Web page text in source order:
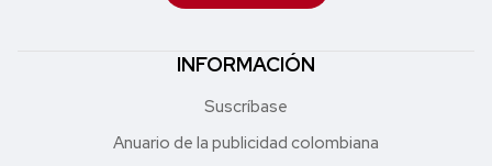
INFORMACIÓN
Suscríbase
Anuario de la publicidad colombiana